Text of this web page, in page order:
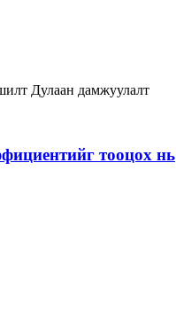
Дулаан дамжуулалт
тооцох нь